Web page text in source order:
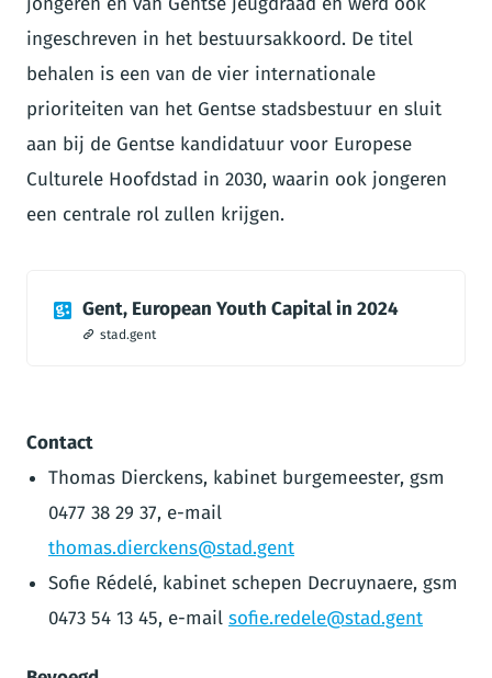
ingeschreven in het bestuursakkoord. De titel
behalen is een van de vier internationale
prioriteiten van het Gentse stadsbestuur en sluit
aan bij de Gentse kandidatuur voor Europese
Culturele Hoofdstad in 2030, waarin ook jongeren
een centrale rol zullen krijgen.
Gent, European Youth Capital in 2024
stad.gent
Contact
Thomas Dierckens, kabinet burgemeester, gsm
0477 38 29 37, e-mail
thomas.dierckens@stad.gent
Sofie Rédelé, kabinet schepen Decruynaere, gsm
0473 54 13 45, e-mail sofie.redele@stad.gent